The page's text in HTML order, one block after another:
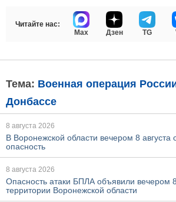
Читайте нас:
Max
Дзен TG
Тема: Военная операция
Донбассе
8 августа 2026
В Воронежской области вечером 8 августа
опасность
8 августа 2026
Опасность атаки БПЛА объявили вечером
территории Воронежской области